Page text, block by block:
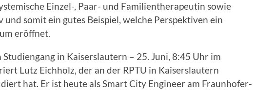
Einzel-, Paar- und Familientherapeutin sowie
somit ein gutes Beispiel, welche Perspektiven ein
eröffnet.
Studiengang in Kaiserslautern – 25. Juni, 8:45 Uhr im
Lutz Eichholz, der an der RPTU in Kaiserslautern
hat. Er ist heute als Smart City Engineer am Fraunhofer-